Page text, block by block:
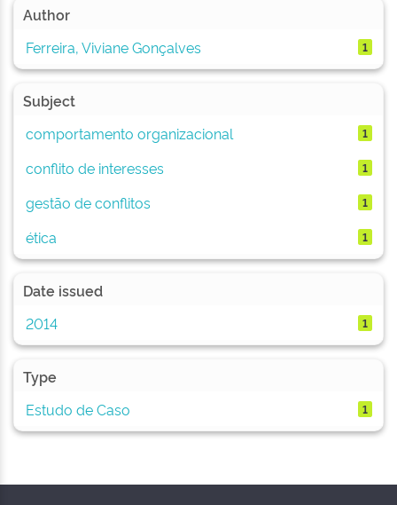
Author
Ferreira, Viviane Gonçalves
1
Subject
comportamento organizacional
1
conflito de interesses 1
gestão de conflitos 1
ética 1
Date issued
2014
1
Type
Estudo de Caso
1